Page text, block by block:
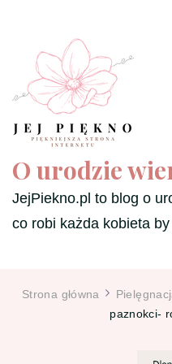
O urodzie
JejPiekno.pl to blog o
co robi każda kobieta
Strona główna
paznokci-